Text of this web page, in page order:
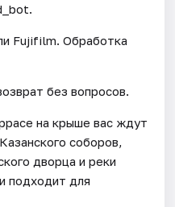
Fujifilm. Обработка
без вопросов.
на крыше вас ждут
соборов,
дворца и реки
подходит для